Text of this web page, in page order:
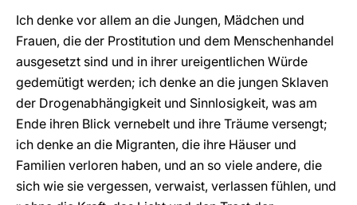
Ich denke vor allem an die Jungen, Mädchen und
Frauen, die der Prostitution und dem Menschenhandel
ausgesetzt sind und in ihrer ureigentlichen Würde
gedemütigt werden; ich denke an die jungen Sklaven
der Drogenabhängigkeit und Sinnlosigkeit, was am
Ende ihren Blick vernebelt und ihre Träume versengt;
ich denke an die Migranten, die ihre Häuser und
Familien verloren haben, und an so viele andere, die
sich wie sie vergessen, verwaist, verlassen fühlen, und